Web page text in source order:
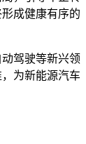
成健康有序的
驾驶等新兴领
为新能源汽车